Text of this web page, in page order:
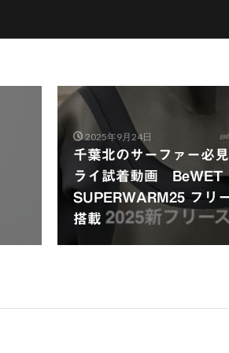
2025年9月24日
千葉北のサーファー必
ライ試着動画 BeWET
SUPERWARM25 フリ
搭載